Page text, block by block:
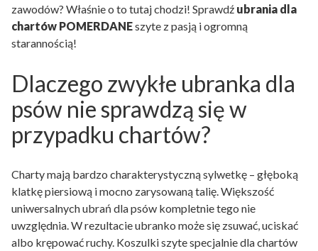
zawodów? Właśnie o to tutaj chodzi! Sprawdź ubrania dla
chartów POMERDANEszyte z pasją i ogromną
starannością!
Dlaczego zwykłe ubranka dla
psów nie sprawdzą się w
przypadku chartów?
Charty mają bardzo charakterystyczną sylwetkę – głęboką
klatkę piersiową i mocno zarysowaną talię. Większość
uniwersalnych ubrań dla psów kompletnie tego nie
uwzględnia. W rezultacie ubranko może się zsuwać, uciskać
albo krępować ruchy. Koszulki szyte specjalnie dla chartów